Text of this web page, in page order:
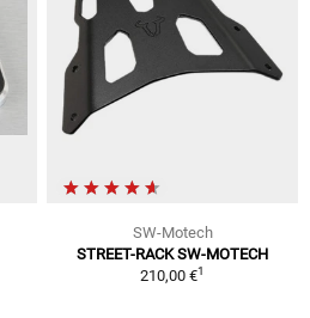
SW-Motech
STREET-RACK SW-MOTECH
210,00 €1